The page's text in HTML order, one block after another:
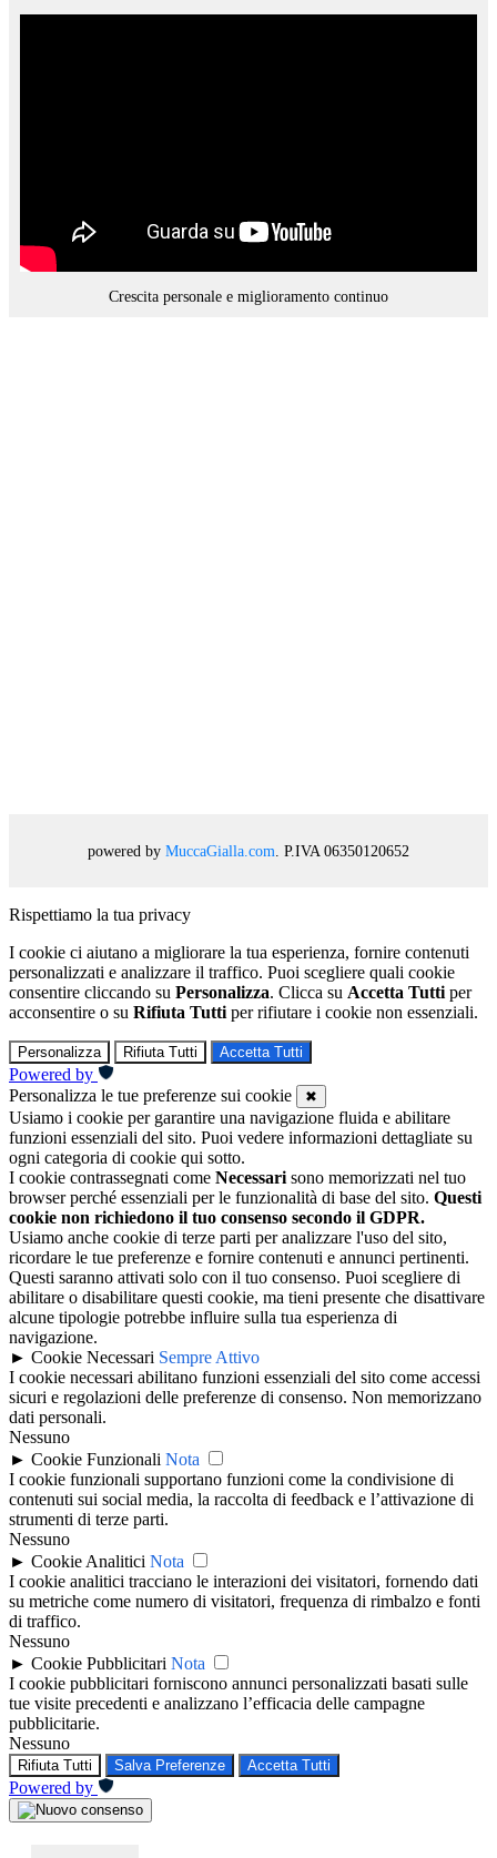
Crescita personale e miglioramento continuo
powered by MuccaGialla.com . P.IVA 06350120652
Rispettiamo la tua privacy
I cookie ci aiutano a migliorare la tua esperienza, fornire contenuti
personalizzati e analizzare il traffico. Puoi scegliere quali cookie
consentire cliccando su Personalizza. Clicca su Accetta Tutti per
acconsentire o su Rifiuta Tutti per rifiutare i cookie non essenziali.
Personalizza Rifiuta Tutti Accetta Tutti
Powered by
Personalizza le tue preferenze sui cookie
✖
Usiamo i cookie per garantire una navigazione fluida e abilitare
funzioni essenziali del sito. Puoi vedere informazioni dettagliate su
ogni categoria di cookie qui sotto.
I cookie contrassegnati come Necessari sono memorizzati nel tuo
browser perché essenziali per le funzionalità di base del sito. Questi
cookie non richiedono il tuo consenso secondo il GDPR.
Usiamo anche cookie di terze parti per analizzare l'uso del sito,
ricordare le tue preferenze e fornire contenuti e annunci pertinenti.
Questi saranno attivati solo con il tuo consenso. Puoi scegliere di
abilitare o disabilitare questi cookie, ma tieni presente che disattivare
alcune tipologie potrebbe influire sulla tua esperienza di
navigazione.
► Cookie Necessari Sempre Attivo
I cookie necessari abilitano funzioni essenziali del sito come accessi
sicuri e regolazioni delle preferenze di consenso. Non memorizzano
dati personali.
Nessuno
► Cookie Funzionali Nota
I cookie funzionali supportano funzioni come la condivisione di
contenuti sui social media, la raccolta di feedback e l’attivazione di
strumenti di terze parti.
Nessuno
► Cookie Analitici Nota
I cookie analitici tracciano le interazioni dei visitatori, fornendo dati
su metriche come numero di visitatori, frequenza di rimbalzo e fonti
di traffico.
Nessuno
► Cookie Pubblicitari Nota
I cookie pubblicitari forniscono annunci personalizzati basati sulle
tue visite precedenti e analizzano l’efficacia delle campagne
pubblicitarie.
Nessuno
Rifiuta Tutti Salva Preferenze Accetta Tutti
Powered by